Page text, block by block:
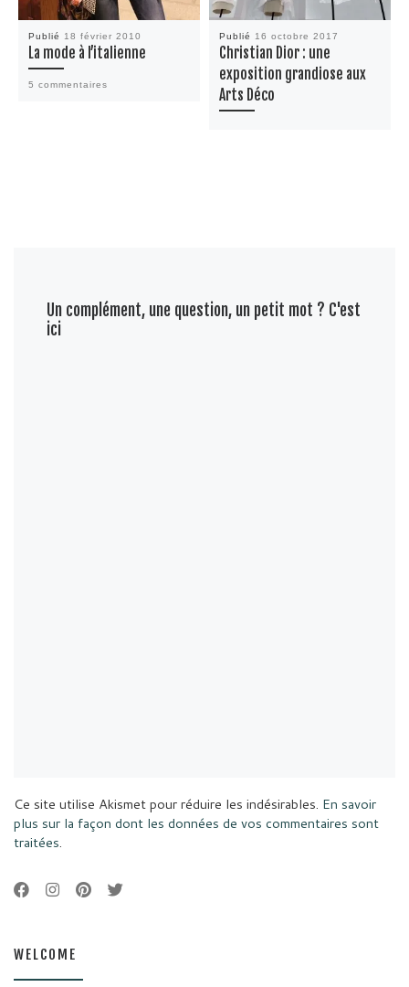
Publié 18 février 2010
La mode à l’italienne
5 commentaires
Publié 16 octobre 2017
Christian Dior : une
exposition grandiose aux
Arts Déco
Un complément, une question, un petit mot ? C'est
ici
Ce site utilise Akismet pour réduire les indésirables. En savoir
plus sur la façon dont les données de vos commentaires sont
traitées.
WELCOME